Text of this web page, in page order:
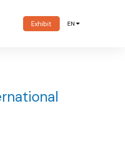
Exhibit EN